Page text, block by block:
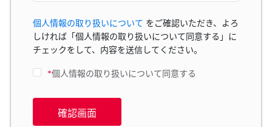
個人情報の取り扱いについて をご確認いただき、よろ
しければ「個人情報の取り扱いについて同意する」に
チェックをして、内容を送信してください。
*個人情報の取り扱いについて同意する
確認画面